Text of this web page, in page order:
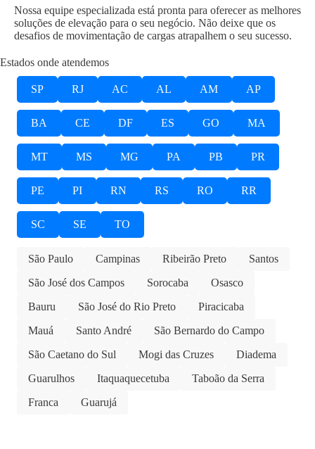
Nossa equipe especializada está pronta para oferecer as melhores
soluções de elevação para o seu negócio. Não deixe que os
desafios de movimentação de cargas atrapalhem o seu sucesso.
Estados onde atendemos
SP RJ AC AL AM AP
BA CE DF ES GO MA
MT MS MG PA PB PR
PE PI RN RS RO RR
SC SE TO
São Paulo Campinas Ribeirão Preto
Santos
São José dos Campos
Sorocaba
Osasco
Bauru
São José do Rio Preto
Piracicaba
Mauá
Santo André
São Bernardo do Campo
São Caetano do Sul
Mogi das Cruzes
Diadema
Guarulhos
Itaquaquecetuba
Taboão da Serra
Franca
Guarujá